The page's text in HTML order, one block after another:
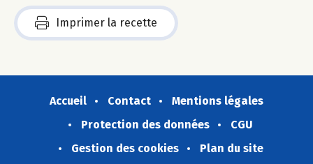
Imprimer la recette
Accueil Contact
Mentions légales
Protection des données
CGU
Gestion des cookies
Plan du site